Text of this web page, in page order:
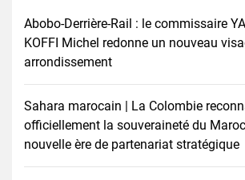
Abobo-Derrière-Rail : le commissaire
KOFFI Michel redonne un nouveau
arrondissement
Sahara marocain | La Colombie
officiellement la souveraineté du
nouvelle ère de partenariat stratégique